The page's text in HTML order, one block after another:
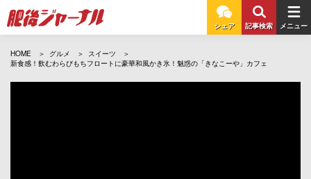
シェア 記事検索 メニュー
HOME グルメ
スイーツ
新食感！飲むわらびもちフロートに豪華和風かき氷！魅惑の「きなこーや」カフェ